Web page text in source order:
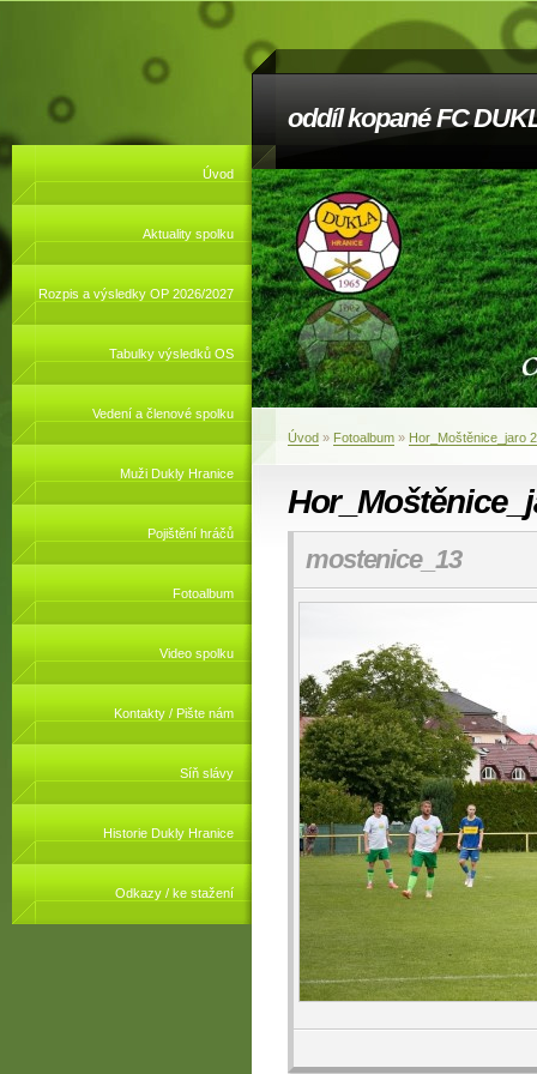
oddíl kopané FC
Úvod
Aktuality spolku
Rozpis a výsledky OP 2026/2027
Tabulky výsledků OS
Vedení a členové spolku
Muži Dukly Hranice
Pojištění hráčů
Fotoalbum
Video spolku
Kontakty / Pište nám
Síň slávy
Historie Dukly Hranice
Odkazy / ke stažení
Úvod » Fotoalbum » Hor_Moštěnice_jaro
mostenice_13